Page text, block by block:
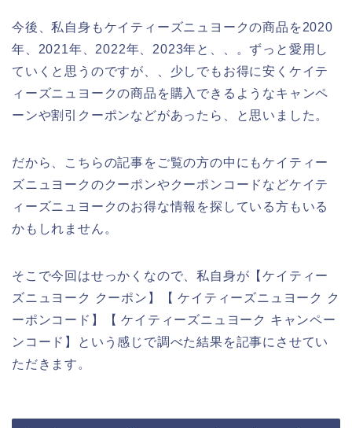
今後、私自身もケイティーズニュヨークの商品を2020
年、2021年、2022年、2023年と、、。ずっと愛用し
ていくと思うのですが、、少しでもお得に安くケイテ
ィーズニュヨークの商品を購入できるようなキャンペ
ーンや割引クーポンなどがあったら、と思いました。
だから、こちらの記事をご覧の方の中にもケイティー
ズニュヨークのクーポンやクーポンコードなどケイテ
ィーズニュヨークのお得な情報を探している方もいる
かもしれません。
そこで今回はせっかくなので、私自身が【ケイティー
ズニュヨーク クーポン】【 ケイティーズニュヨーク ク
ーポンコード】【 ケイティーズニュヨーク キャンペー
ンコード】という感じで調べた結果を記事にさせてい
ただきます。